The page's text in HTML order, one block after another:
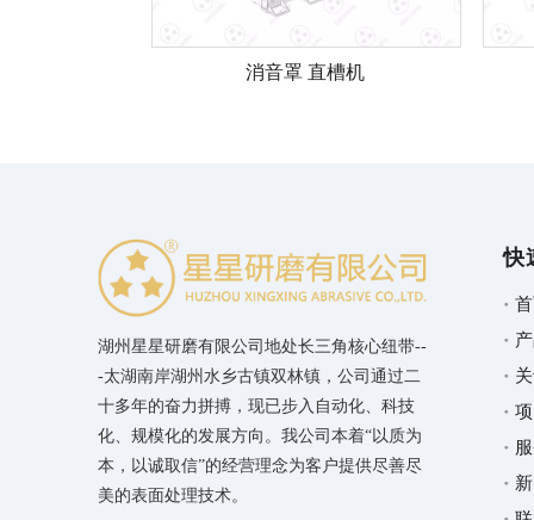
消音罩 直槽机
湖州星星研磨有限公司地处长三角核心纽带--
-太湖南岸湖州水乡古镇双林镇，公司通过二
十多年的奋力拼搏，现已步入自动化、科技
化、规模化的发展方向。我公司本着“以质为
本，以诚取信”的经营理念为客户提供尽善尽
美的表面处理技术。
快